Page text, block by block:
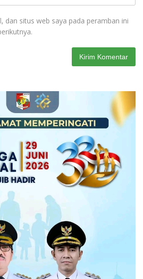
dan situs web saya pada peramban ini